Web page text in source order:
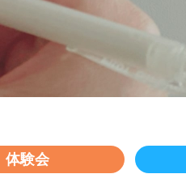
体験会